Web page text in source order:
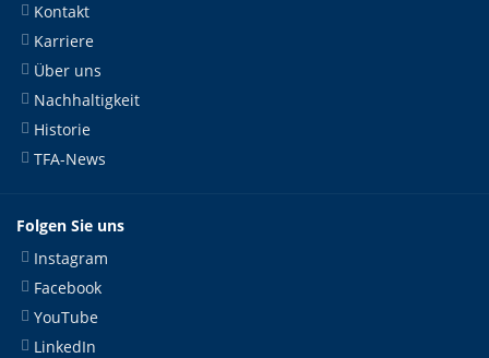
Kontakt
Karriere
Über uns
Nachhaltigkeit
Historie
TFA-News
Folgen Sie uns
Instagram
Facebook
YouTube
LinkedIn